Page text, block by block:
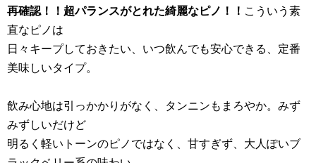
再確認！！超パランスがとれた綺麗なピノ！！ こういう素
直なピノは
日々キープしておきたい、いつ飲んでも安心できる、定番
美味しいタイプ。
飲み心地は引っかかりがなく、タンニンもまろやか。みず
みずしいだけど
明るく軽いトーンのピノではなく、甘すぎず、大人ぽいブ